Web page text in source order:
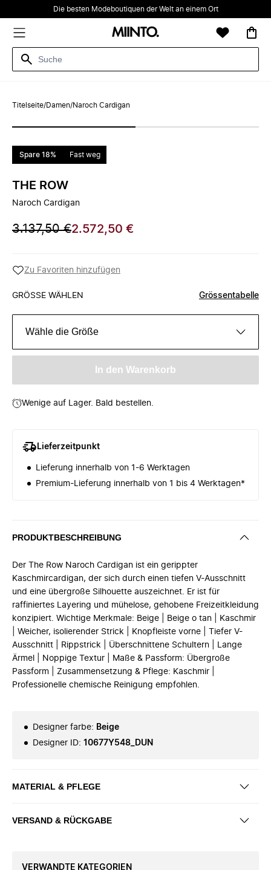
Die besten Modeboutiquen der Welt an einem Ort
Titelseite/Damen/Naroch Cardigan
Spare 18% Fast weg
THE ROW
Naroch Cardigan
3.137,50 €2.572,50 €
Zu Favoriten hinzufügen
GRÖSSE WÄHLEN Grössentabelle
Wähle die Größe
In den Warenkorb
Wenige auf Lager. Bald bestellen.
Lieferzeitpunkt
Lieferung innerhalb von 1-6 Werktagen
Premium-Lieferung innerhalb von 1 bis 4 Werktagen*
PRODUKTBESCHREIBUNG
Der The Row Naroch Cardigan ist ein gerippter
Kaschmircardigan, der sich durch einen tiefen V-Ausschnitt
und eine übergroße Silhouette auszeichnet. Er ist für
raffiniertes Layering und mühelose, gehobene Freizeitkleidung
konzipiert. Wichtige Merkmale: Beige | Beige o tan | Kaschmir
| Weicher, isolierender Strick | Knopfleiste vorne | Tiefer V-
Ausschnitt | Rippstrick | Überschnittene Schultern | Lange
Ärmel | Noppige Textur | Maße & Passform: Übergroße
Passform | Zusammensetzung & Pflege: Kaschmir |
Professionelle chemische Reinigung empfohlen.
Designer farbe: Beige
Designer ID: 10677Y548_DUN
MATERIAL & PFLEGE
VERSAND & RÜCKGABE
VERWANDTE KATEGORIEN